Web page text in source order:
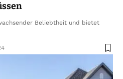
Beliebtheit und bietet